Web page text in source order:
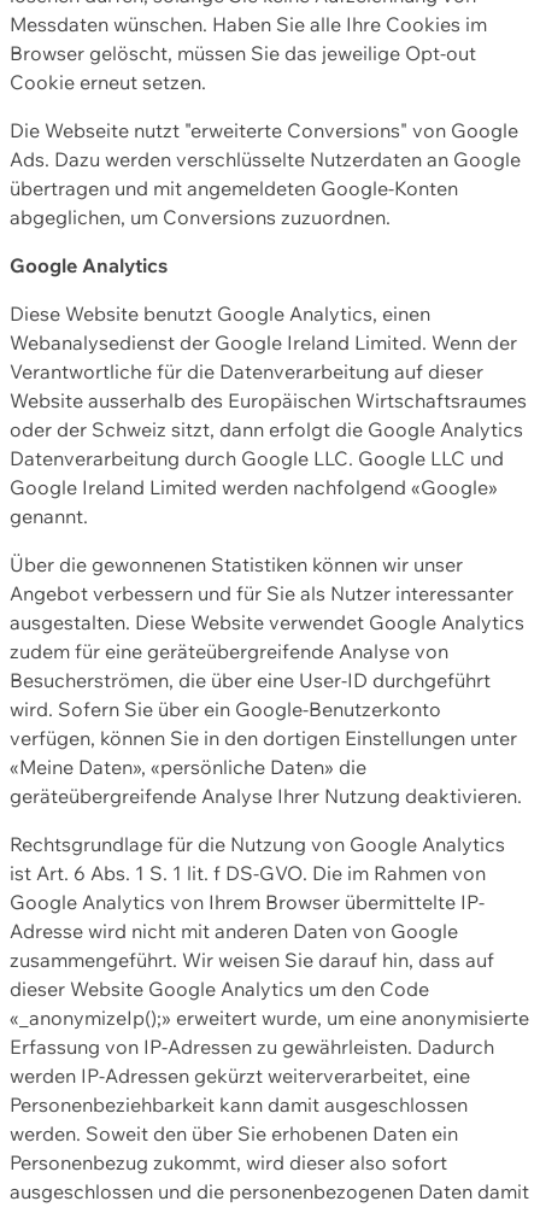
Messdaten wünschen. Haben Sie alle Ihre Cookies im
Browser gelöscht, müssen Sie das jeweilige Opt-out
Cookie erneut setzen.
Die Webseite nutzt "erweiterte Conversions" von Google
Ads. Dazu werden verschlüsselte Nutzerdaten an Google
übertragen und mit angemeldeten Google-Konten
abgeglichen, um Conversions zuzuordnen.
Google Analytics
Diese Website benutzt Google Analytics, einen
Webanalysedienst der Google Ireland Limited. Wenn der
Verantwortliche für die Datenverarbeitung auf dieser
Website ausserhalb des Europäischen Wirtschaftsraumes
oder der Schweiz sitzt, dann erfolgt die Google Analytics
Datenverarbeitung durch Google LLC. Google LLC und
Google Ireland Limited werden nachfolgend «Google»
genannt.
Über die gewonnenen Statistiken können wir unser
Angebot verbessern und für Sie als Nutzer interessanter
ausgestalten. Diese Website verwendet Google Analytics
zudem für eine geräteübergreifende Analyse von
Besucherströmen, die über eine User-ID durchgeführt
wird. Sofern Sie über ein Google-Benutzerkonto
verfügen, können Sie in den dortigen Einstellungen unter
«Meine Daten», «persönliche Daten» die
geräteübergreifende Analyse Ihrer Nutzung deaktivieren.
Rechtsgrundlage für die Nutzung von Google Analytics
ist Art. 6 Abs. 1 S. 1 lit. f DS-GVO. Die im Rahmen von
Google Analytics von Ihrem Browser übermittelte IP-
Adresse wird nicht mit anderen Daten von Google
zusammengeführt. Wir weisen Sie darauf hin, dass auf
dieser Website Google Analytics um den Code
«_anonymizeIp();» erweitert wurde, um eine anonymisierte
Erfassung von IP-Adressen zu gewährleisten. Dadurch
werden IP-Adressen gekürzt weiterverarbeitet, eine
Personenbeziehbarkeit kann damit ausgeschlossen
werden. Soweit den über Sie erhobenen Daten ein
Personenbezug zukommt, wird dieser also sofort
ausgeschlossen und die personenbezogenen Daten damit